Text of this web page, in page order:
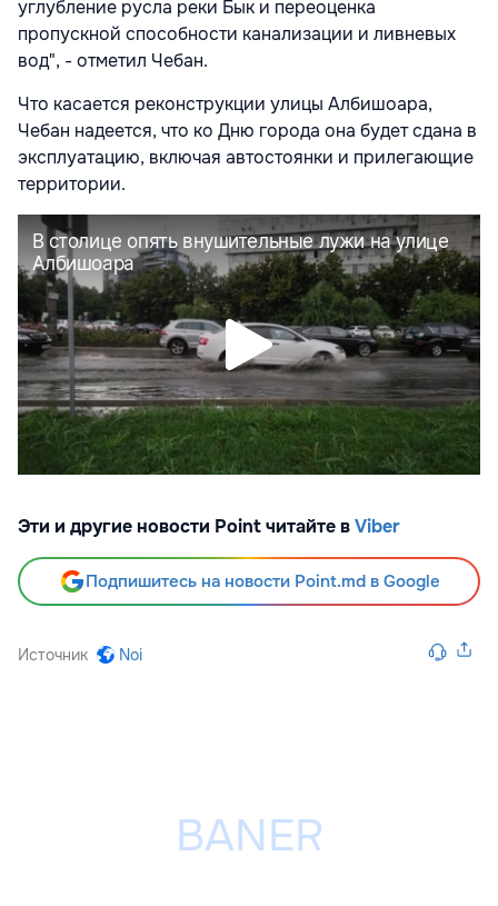
углубление русла реки Бык и переоценка
пропускной способности канализации и ливневых
вод", - отметил Чебан.
Что касается реконструкции улицы Албишоара,
Чебан надеется, что ко Дню города она будет сдана в
эксплуатацию, включая автостоянки и прилегающие
территории.
Эти и другие новости Point читайте вViber
Подпишитесь на новости Point.md в Google
Источник Noi